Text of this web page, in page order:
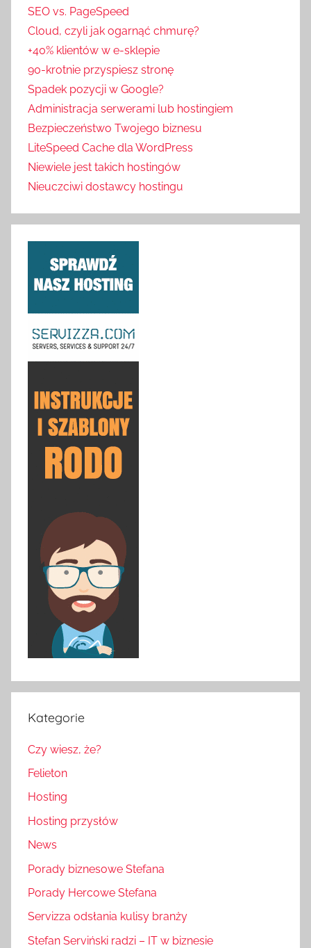
SEO vs. PageSpeed
Cloud, czyli jak ogarnąć chmurę?
+40% klientów w e-sklepie
90-krotnie przyspiesz stronę
Spadek pozycji w Google?
Administracja serwerami lub hostingiem
Bezpieczeństwo Twojego biznesu
LiteSpeed Cache dla WordPress
Niewiele jest takich hostingów
Nieuczciwi dostawcy hostingu
Kategorie
Czy wiesz, że?
Felieton
Hosting
Hosting przysłów
News
Porady biznesowe Stefana
Porady Hercowe Stefana
Servizza odsłania kulisy branży
Stefan Serviński radzi – IT w biznesie